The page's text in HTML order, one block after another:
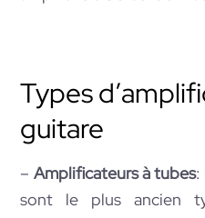
Types
guitare
– Amplificateurs à tubes:
sont le plus ancien